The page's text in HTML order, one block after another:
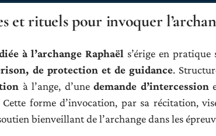
et rituels pour invoquer
à l’archange Raphaël s’érige en
de protection et de guidance.
à l’ange, d’unedemande d’intercession
Cette forme d’invocation, par sa récitation,
bienveillant de l’archange dans les